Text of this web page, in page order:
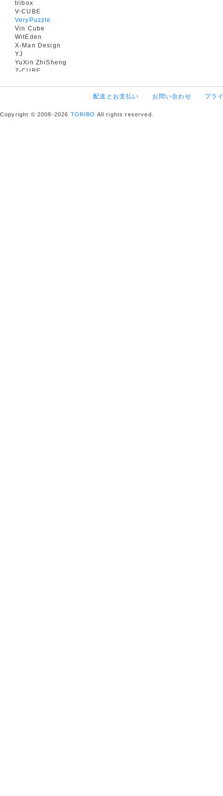
tribox
V-CUBE
VeryPuzzle
Vin Cube
WitEden
X-Man Design
YJ
YuXin ZhiSheng
Z-CUBE
配送とお支払い お問い合わせ プラ
Copyright © 2008-2026 TORIBO All rights reserved.